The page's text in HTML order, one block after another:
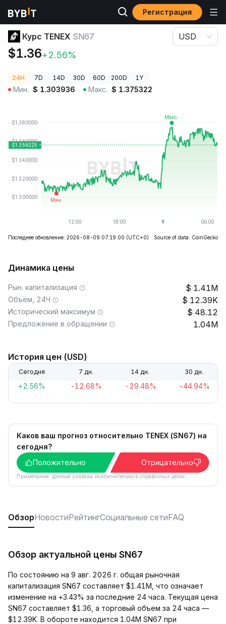
Регистрация
Цены криптовалют Курс TENEX SN67
Курс TENEX SN67
$1.36+2.56%
USD
24H 7D 14D 30D 60D 200D 1Y
Мин. $ 1.303936 Макс. $ 1.375322
Последнее обновление: 2026-08-09 07:19:00 (UTC+0) Source of data: CoinGecko
Динамика цены
Рын. капитализация 1.41M
Объём, 24Ч 12.39K
Исторический максимум 48.12
Предложение в обращении 1.04M
История цен (USD)
Сегодня 7 дн. 14 дн. 30 дн.
+2.56% -12.68% -29.48% -44.94%
Каков ваш прогноз относительно TENEX (SN67) на
сегодня?
Положительно
Отрицательно
Примечание: данные указаны исключительно в справочных целях.
ОбзорНовостиРейтингСоциальные сетиFAQ
Обзор актуальной цены SN67
По состоянию на 9 авг. 2026 г. общая рыночная
капитализация SN67 составляет $1.41M, что означает
изменение на +3.43% за последние 24 часа. Текущая цена
SN67 составляет $1.36, а торговый объем за 24 часа —
$12.39K. В обороте находится 1.04M SN67 при